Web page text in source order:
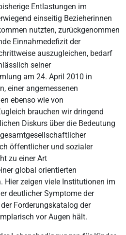
Entlastungen im
einseitig Bezieherinnen
nutzten, zurückgenommen
Einnahmedefizit der
auszugleichen, bedarf
seiner
am 24. April 2010 in
einer angemessenen
ebenso wie von
brauchen wir dringend
Diskurs über die Bedeutung
öffentlicher und sozialer
zu einer Art
global orientierten
Hier zeigen viele Institutionen im
deutlicher Symptome der
Forderungskatalog der
vor Augen hält.